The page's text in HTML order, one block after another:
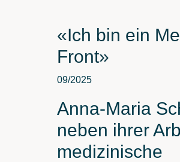
«Ich bin ein
Front»
09/2025
Anna-Maria
neben ihrer
medizinische